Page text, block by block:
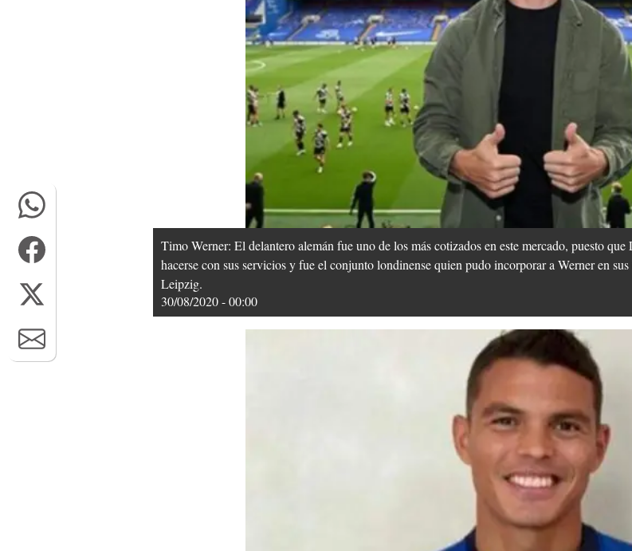
Timo Werner: El delantero alemán fue uno de los más cotizados en este mercado, puesto
hacerse con sus servicios y fue el conjunto londinense quien pudo incorporar a Werner en
Leipzig.
30/08/2020 - 00:00